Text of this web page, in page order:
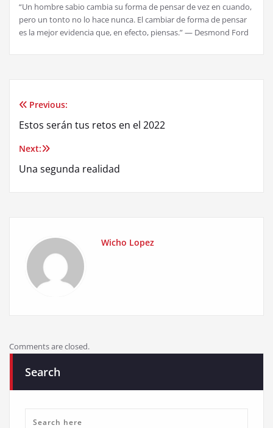
“Un hombre sabio cambia su forma de pensar de vez en cuando,
pero un tonto no lo hace nunca. El cambiar de forma de pensar
es la mejor evidencia que, en efecto, piensas.” — Desmond Ford
Post
navigation
Previous:
Estos serán tus retos en el 2022
Next:
Una segunda realidad
Wicho Lopez
Comments are closed.
Search